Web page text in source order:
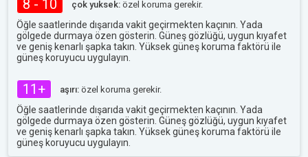
8 - 10 çok yuksek: özel koruma gerekir.
Öğle saatlerinde dışarıda vakit geçirmekten kaçının. Yada
gölgede durmaya özen gösterin. Güneş gözlüğü, uygun kıyafet
ve geniş kenarlı şapka takın. Yüksek güneş koruma faktörü ile
güneş koruyucu uygulayın.
11+ aşırı: özel koruma gerekir.
Öğle saatlerinde dışarıda vakit geçirmekten kaçının. Yada
gölgede durmaya özen gösterin. Güneş gözlüğü, uygun kıyafet
ve geniş kenarlı şapka takın. Yüksek güneş koruma faktörü ile
güneş koruyucu uygulayın.